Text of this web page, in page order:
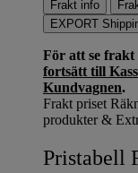
Frakt info
EXPORT
För att se frakt
fortsätt till
Kundvagnen.
Frakt priset
produkter &
Pristabell